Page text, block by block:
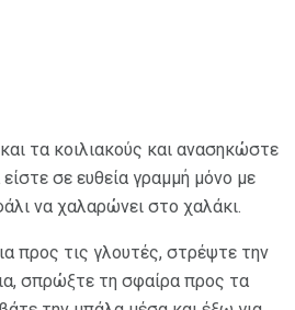
τα κοιλιακούς και ανασηκώστε
σε ευθεία γραμμή μόνο με
να χαλαρώνει στο χαλάκι.
προς τις γλουτές, στρέψτε την
σπρώξτε τη σφαίρα προς τα